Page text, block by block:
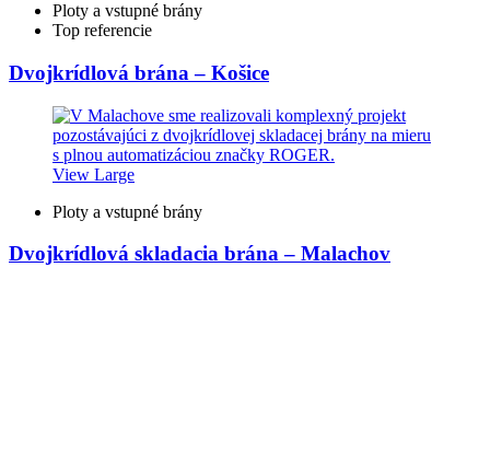
Ploty a vstupné brány
Top referencie
Dvojkrídlová brána – Košice
View Large
Ploty a vstupné brány
Dvojkrídlová skladacia brána – Malachov